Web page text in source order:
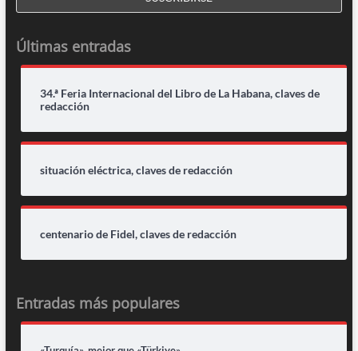
Últimas entradas
34.ª Feria Internacional del Libro de La Habana, claves de
redacción
situación eléctrica, claves de redacción
centenario de Fidel, claves de redacción
Entradas más populares